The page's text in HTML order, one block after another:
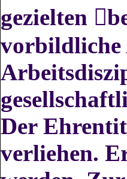
gezielten
vorbildliche
Der
verliehen.